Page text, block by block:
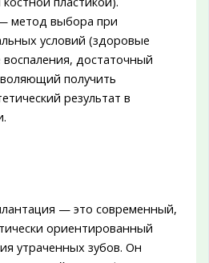
метод выбора при
условий (здоровые
воспаления, достаточный
получить
результат в
— это современный,
ориентированный
утраченных зубов. Он